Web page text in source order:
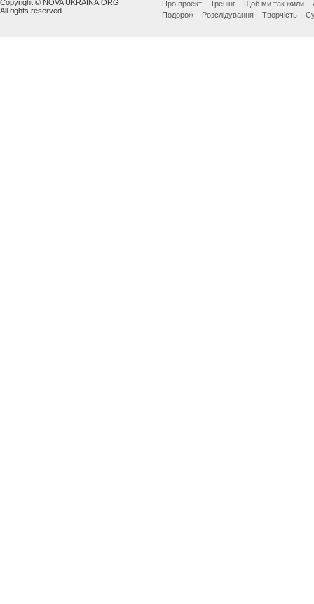
Copyright © NOVA UKRAINA.ORG
All rights reserved.
Про проект Тренінг Щоб ми так жили
Подорож
Розслідування Творчість